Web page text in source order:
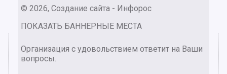
© 2026, Создание сайта - Инфорос
ПОКАЗАТЬ БАННЕРНЫЕ МЕСТА
Организация с удовольствием ответит на Ваши
вопросы.